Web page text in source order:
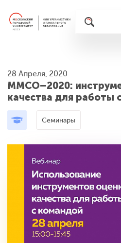
28 Апреля, 2020
ММСО–2020:
качества для работы
Семинары